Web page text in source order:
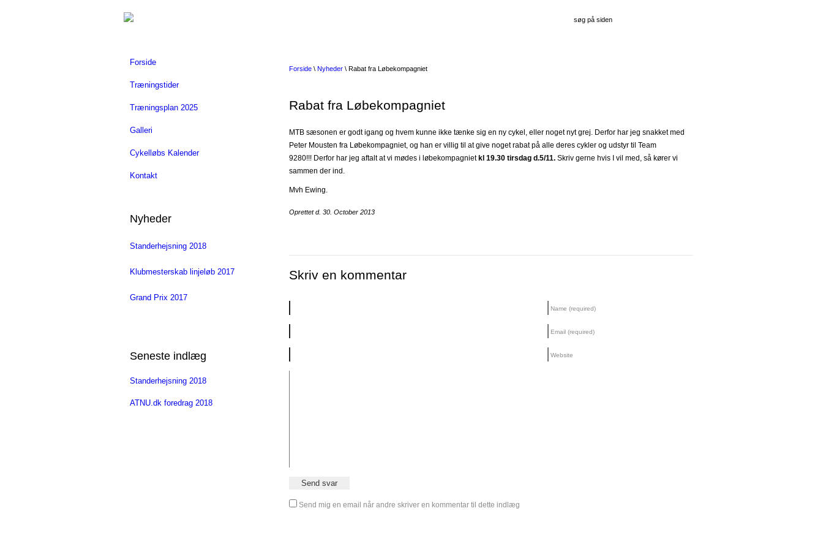
Forside
Træningstider
Træningsplan 2025
Galleri
Cykelløbs Kalender
Kontakt
Nyheder
Standerhejsning 2018
Klubmesterskab linjeløb 2017
Grand Prix 2017
Seneste indlæg
Standerhejsning 2018
ATNU.dk foredrag 2018
Forside \ Nyheder \ Rabat fra Løbekompagniet
Rabat fra Løbekompagniet
MTB sæsonen er godt igang og hvem kunne ikke tænke sig en ny cykel, eller noget nyt grej. Derfor har jeg snakket med
Peter Mousten fra Løbekompagniet, og han er villig til at give noget rabat på alle deres cykler og udstyr til Team
9280!!! Derfor har jeg aftalt at vi mødes i løbekompagniet kl 19.30 tirsdag d.5/11. Skriv gerne hvis I vil med, så kører vi
sammen der ind.
Mvh Ewing.
Oprettet d. 30. October 2013
Skriv en kommentar
Name (required)
Email (required)
Website
Send mig en email når andre skriver en kommentar til dette indlæg